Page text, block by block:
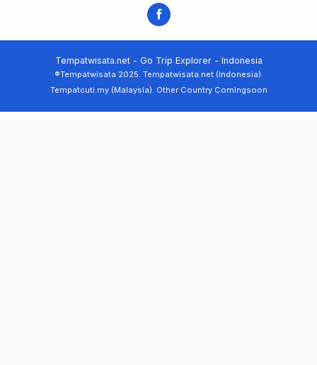
Tempatwisata.net - Go Trip Explorer - Indonesia
®Tempatwisata 2025. Tempatwisata.net (Indonesia).
Tempatcuti.my (Malaysia). Other Country Comingsoon